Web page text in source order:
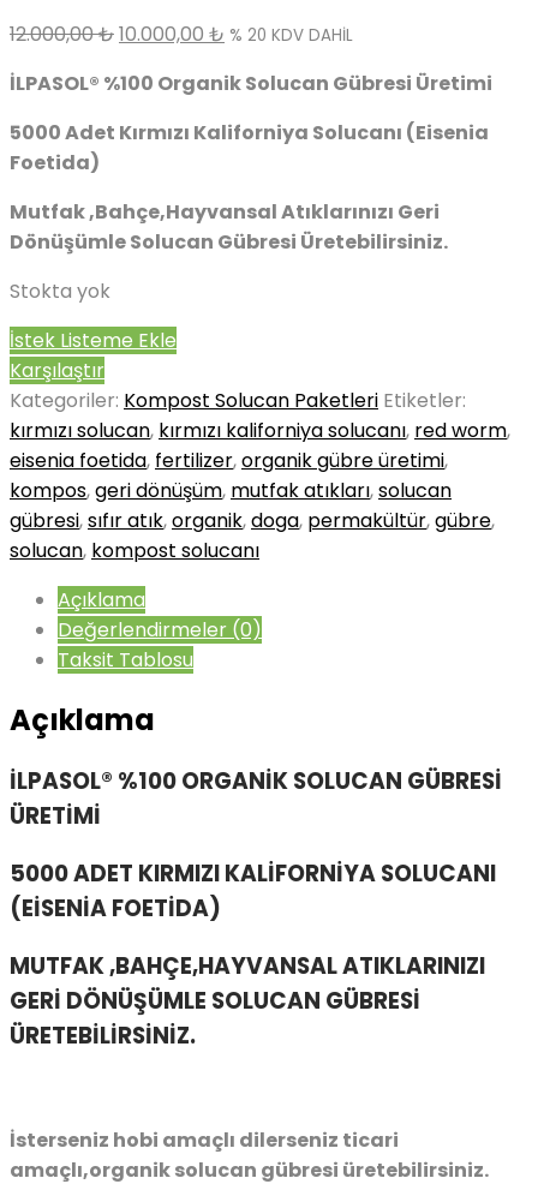
12.000,00₺10.000,00 ₺ % 20 KDV DAHİL
İLPASOL® %100 Organik Solucan Gübresi Üretimi
5000 Adet Kırmızı Kaliforniya Solucanı (Eisenia
Foetida)
Mutfak ,Bahçe,Hayvansal Atıklarınızı Geri
Dönüşümle Solucan Gübresi Üretebilirsiniz.
Stokta yok
İstek Listeme Ekle
Karşılaştır
Kategoriler: Kompost Solucan Paketleri Etiketler:
kırmızı solucan, kırmızı kaliforniya solucanı, red worm,
eisenia foetida, fertilizer,organik gübre üretimi,
kompos,geri dönüşüm, mutfak atıkları,solucan
gübresi,sıfır atık,organik,doga, permakültür,gübre,
solucan, kompost solucanı
Açıklama
Değerlendirmeler (0)
Taksit Tablosu
Açıklama
İLPASOL® %100 ORGANİK SOLUCAN GÜBRESİ
ÜRETİMİ
5000 ADET KIRMIZI KALİFORNİYA SOLUCANI
(EİSENİA FOETİDA)
MUTFAK ,BAHÇE,HAYVANSAL ATIKLARINIZI
GERİ DÖNÜŞÜMLE SOLUCAN GÜBRESİ
ÜRETEBİLİRSİNİZ.
İsterseniz hobi amaçlı dilerseniz ticari
amaçlı,organik solucan gübresi üretebilirsiniz.